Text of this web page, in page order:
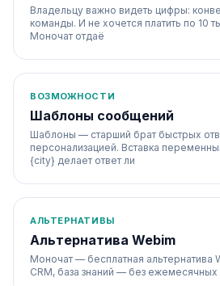
Владельцу важно видеть цифры:
команды. И не хочется платить по 10
Моночат отдаё
ВОЗМОЖНОСТИ
Шаблоны сообщений
Шаблоны — старший брат быстрых
персонализацией. Вставка
{city} делает ответ ли
АЛЬТЕРНАТИВЫ
Альтернатива Webim
Моночат — бесплатная альтернатива
CRM, база знаний — без ежемесячных